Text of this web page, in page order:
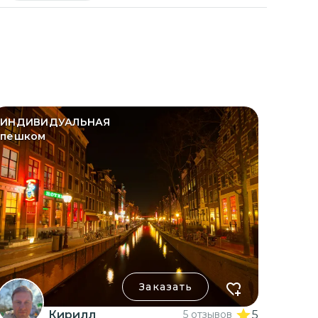
ИНДИВИДУАЛЬНАЯ
пешком
Заказать
Кирилл 5 отзывов 5